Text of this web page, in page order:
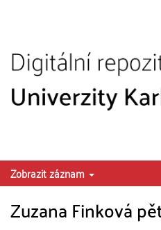
Zobrazit záznam
Zuzana Finková